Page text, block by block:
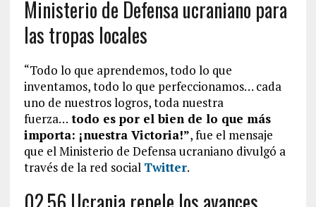
Ministerio de Defensa ucraniano para
las tropas locales
“Todo lo que aprendemos, todo lo que
inventamos, todo lo que perfeccionamos… cada
uno de nuestros logros, toda nuestra
fuerza… todo es por el bien de lo que más
importa: ¡nuestra Victoria!”, fue el mensaje
que el Ministerio de Defensa ucraniano divulgó a
través de la red social Twitter.